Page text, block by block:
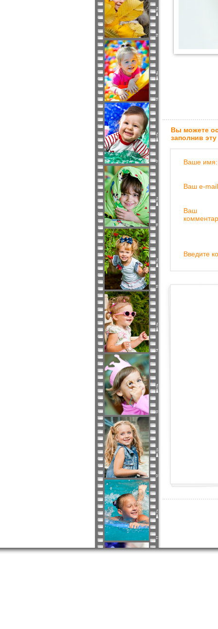
Вы можете
заполнив
Ваше имя:
Ваш e-
Ваш
Введите